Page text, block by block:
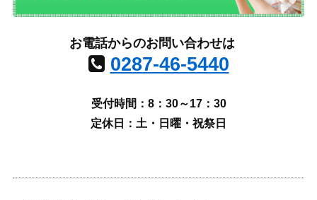
お電話からのお問い合わせは
0287-46-5440
受付時間：8：30～17：30
定休日：土・日曜・祝祭日